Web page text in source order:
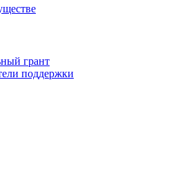
грант
поддержки